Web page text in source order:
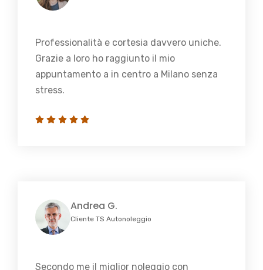
Professionalità e cortesia davvero uniche.
Grazie a loro ho raggiunto il mio
appuntamento a in centro a Milano senza
stress.
Andrea G.
Cliente TS Autonoleggio
Secondo me il miglior noleggio con